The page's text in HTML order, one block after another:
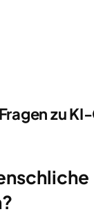
zu